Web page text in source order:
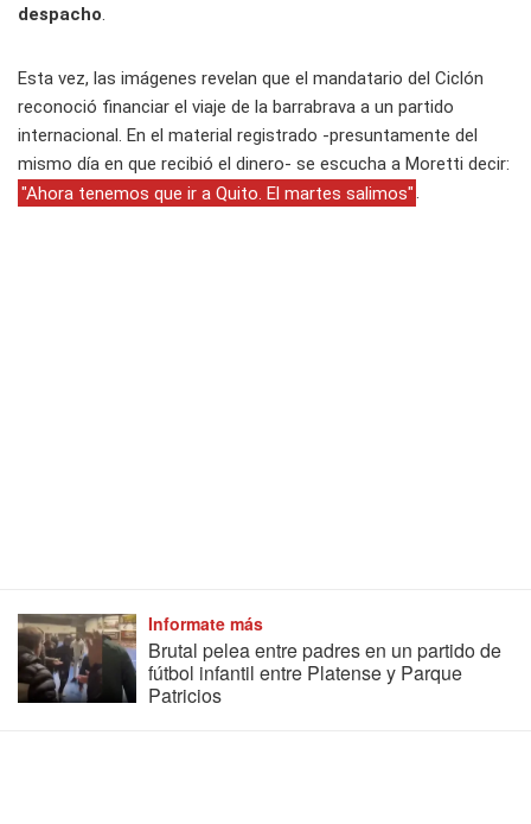
despacho.
Esta vez, las imágenes revelan que el mandatario del Ciclón
reconoció financiar el viaje de la barrabrava a un partido
internacional. En el material registrado -presuntamente del
mismo día en que recibió el dinero- se escucha a Moretti decir:
"Ahora tenemos que ir a Quito. El martes salimos".
Informate más
Brutal pelea entre padres en un partido de
fútbol infantil entre Platense y Parque
Patricios